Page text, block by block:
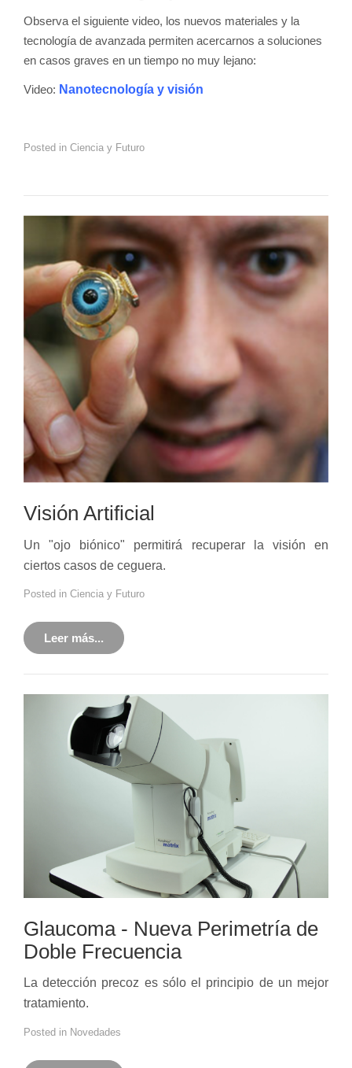
Observa el siguiente video, los nuevos materiales y la
tecnología de avanzada permiten acercarnos a soluciones
en casos graves en un tiempo no muy lejano:
Video: Nanotecnología y visión
Posted in Ciencia y Futuro
Visión Artificial
Un "ojo biónico" permitirá recuperar la visión en
ciertos casos de ceguera.
Posted in Ciencia y Futuro
Leer más...
Glaucoma - Nueva Perimetría de
Doble Frecuencia
La detección precoz es sólo el principio de un mejor
tratamiento.
Posted in Novedades